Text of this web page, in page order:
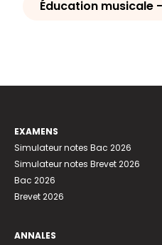
Éducation musicale
EXAMENS
Simulateur notes Bac 2026
Simulateur notes Brevet 2026
Bac 2026
Brevet 2026
ANNALES